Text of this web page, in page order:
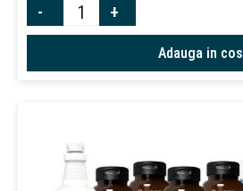
- +
Adauga in cos